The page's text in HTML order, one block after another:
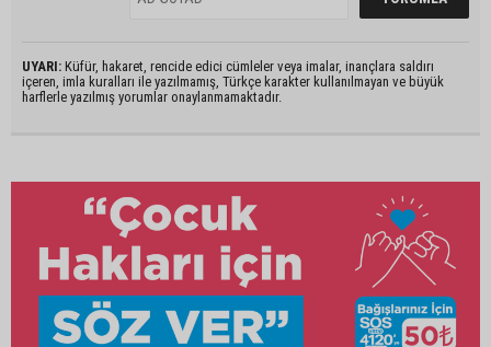
UYARI: Küfür, hakaret, rencide edici cümleler veya imalar, inançlara saldırı
içeren, imla kuralları ile yazılmamış, Türkçe karakter kullanılmayan ve büyük
harflerle yazılmış yorumlar onaylanmamaktadır.